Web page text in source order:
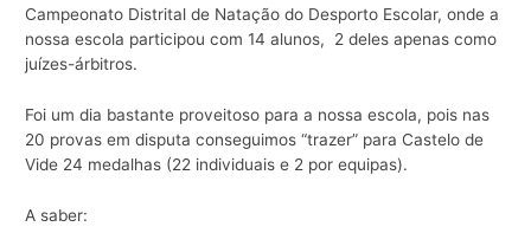
Campeonato Distrital de Natação do Desporto Escolar, onde a
nossa escola participou com 14 alunos, 2 deles apenas como
juízes-árbitros.
Foi um dia bastante proveitoso para a nossa escola, pois nas
20 provas em disputa conseguimos “trazer” para Castelo de
Vide 24 medalhas (22 individuais e 2 por equipas).
A saber: